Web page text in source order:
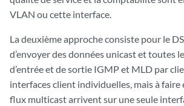
VLAN ou cette interface.
La deuxième approche consiste pour le
d’envoyer des données unicast et toutes
d’entrée et de sortie IGMP et MLD par
interfaces client individuelles, mais à faire
flux multicast arrivent sur une seule